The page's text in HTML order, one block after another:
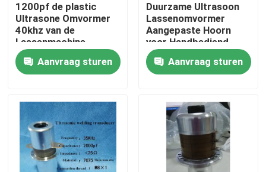
Contacteer ons
Verzoek om een Citaat
krachtige ultrasone transducer
Multifrequentie Ultrasone Omvormer
1200pf de plastic
Ultrasone Omvormer
40khz van de
Lassenmachine
Aanvraag sturen
Duurzame Ultrasoon
Lassenomvormer
Aangepaste Hoorn
voor Handbediend
Ultrasoon Plastic
LassenAanvraag sturen